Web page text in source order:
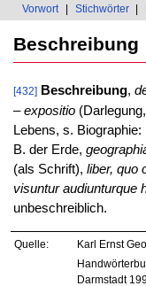
Vorwort Stichwörter
Beschreibung
[432] Beschreibung,
–expositio
Lebens, s.
B. der Erde,
(als Schrift), liber, quo
visuntur audiunturque
unbeschreiblich.
Quelle:
Karl Ernst
Darmstadt